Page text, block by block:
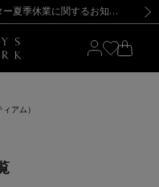
新規登録のお客様も対象！＜MY BARNEYS＞会員のお客様は11,000円（税込）以上のお買上げで常時送料無料！お買い物の際は会員登録を！
お知らせ】(2026.8.7) 【オンラインストア カスタマーセンター夏季休業に関するお知らせ】（2026.8.7）
【夏季休業に伴う返品・交換承り一時停止のお知らせ】（2026.8.5）
お荷物のお届けについて
案内・ご注意事項 新規登録のお客様も対象！＜MY BARNEYS＞会員のお客様は11,000円（税込）以上のお買上げで常時送料無料！お買い物の際は会員登録を！
お知らせ】(2026.8.7)
アム）